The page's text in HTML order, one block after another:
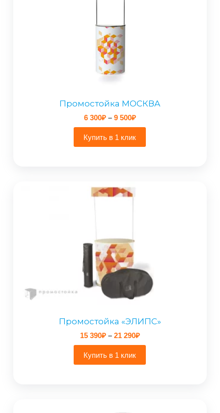
Промостойка МОСКВА
6 300₽ – 9 500₽Диапазон
цен:
6
300₽
Купить в 1 клик
Промостойка «ЭЛИПС»
15 390₽ – 21 290₽Диапазон
цен:
390₽
Купить в 1 клик